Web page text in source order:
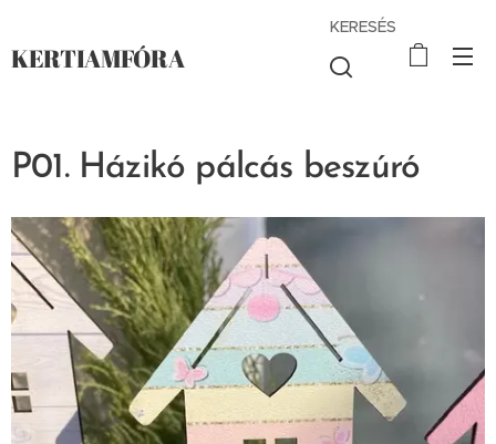
KERTIAMFÓRA
KERESÉS
P01. Házikó pálcás beszúró